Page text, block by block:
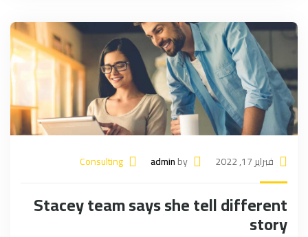
فبراير 17, 2022 by
admin
Consulting
Stacey team says she tell different
story